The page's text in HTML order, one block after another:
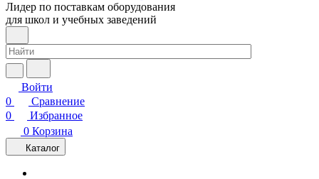
Лидер по поставкам оборудования
для школ и учебных заведений
Войти
0
Сравнение
0
Избранное
0 Корзина
Каталог